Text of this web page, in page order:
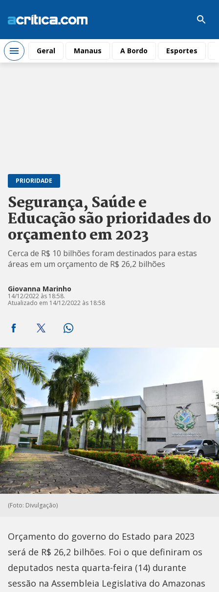
Geral Manaus A Bordo Esportes
PRIORIDADE
Segurança, Saúde e
Educação são prioridades do
orçamento em 2023
Cerca de R$ 10 bilhões foram destinados para estas
áreas em um orçamento de R$ 26,2 bilhões
Giovanna Marinho
14/12/2022 às 18:58.
Atualizado em 14/12/2022 às 18:58
(Foto: Divulgação)
Orçamento do governo do Estado para 2023
será de R$ 26,2 bilhões. Foi o que definiram os
deputados nesta quarta-feira (14) durante
sessão na Assembleia Legislativa do Amazonas